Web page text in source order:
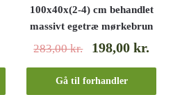
100x40x(2-4) cm behandlet
massivt egetræ mørkebrun
283,00kr. 198,00kr.
Gå til forhandler